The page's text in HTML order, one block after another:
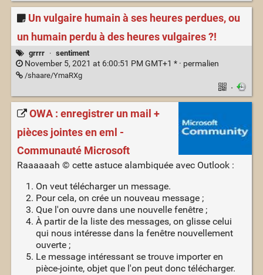
Un vulgaire humain à ses heures perdues, ou
un humain perdu à des heures vulgaires ?!
grrrr · sentiment
November 5, 2021 at 6:00:51 PM GMT+1 * · permalien
/shaare/YmaRXg
·
OWA : enregistrer un mail +
pièces jointes en eml -
Communauté Microsoft
Raaaaaah © cette astuce alambiquée avec Outlook :
On veut télécharger un message.
Pour cela, on crée un nouveau message ;
Que l'on ouvre dans une nouvelle fenêtre ;
À partir de la liste des messages, on glisse celui
qui nous intéresse dans la fenêtre nouvellement
ouverte ;
Le message intéressant se trouve importer en
pièce-jointe, objet que l'on peut donc télécharger.